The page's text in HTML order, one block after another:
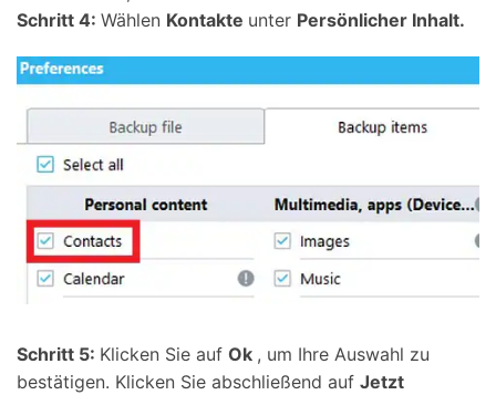
Schritt 4: Wählen Kontakte unter Persönlicher Inhalt.
Schritt 5: Klicken Sie auf Ok , um Ihre Auswahl zu
bestätigen. Klicken Sie abschließend auf Jetzt